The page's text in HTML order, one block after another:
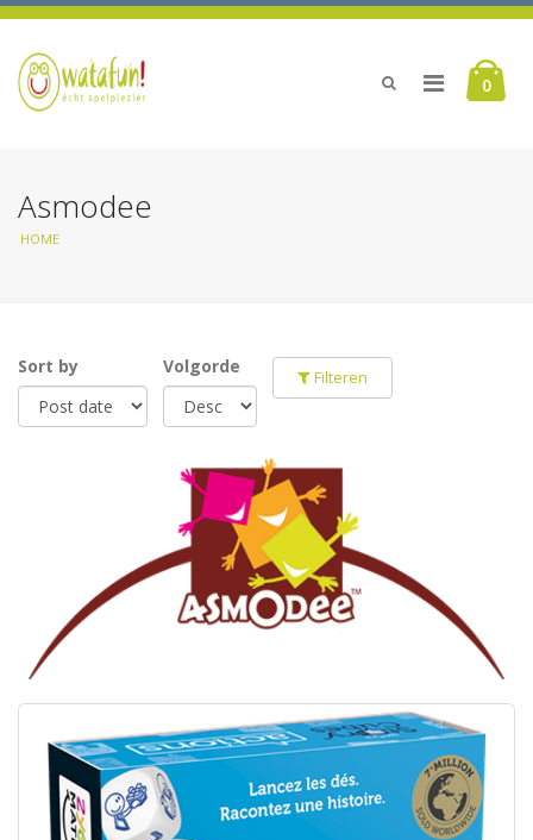
0
Asmodee
HOME
Sort by Volgorde
Filteren